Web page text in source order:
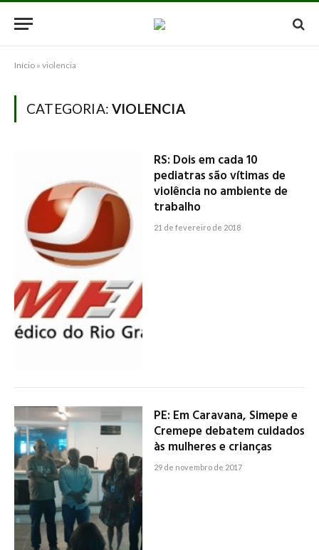
Início » violencia
CATEGORIA:VIOLENCIA
RS: Dois em cada 10
pediatras são vítimas de
violência no ambiente de
trabalho
21 de fevereiro de 2018
PE: Em Caravana, Simepe e
Cremepe debatem cuidados
às mulheres e crianças
29 de novembro de 2017